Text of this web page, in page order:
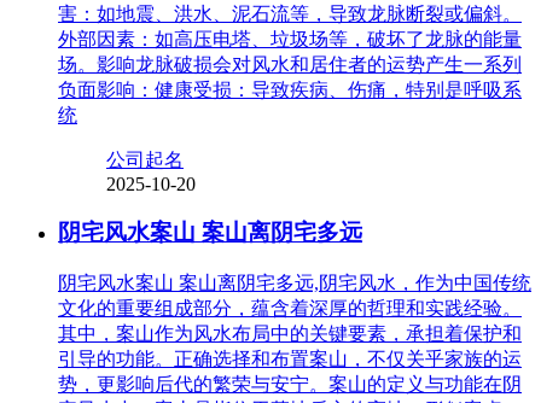
害：如地震、洪水、泥石流等，导致龙脉断裂或偏斜。
外部因素：如高压电塔、垃圾场等，破坏了龙脉的能量
场。影响龙脉破损会对风水和居住者的运势产生一系列
负面影响：健康受损：导致疾病、伤痛，特别是呼吸系
统
公司起名
2025-10-20
阴宅风水案山 案山离阴宅多远
阴宅风水案山 案山离阴宅多远,阴宅风水，作为中国传统
文化的重要组成部分，蕴含着深厚的哲理和实践经验。
其中，案山作为风水布局中的关键要素，承担着保护和
引导的功能。正确选择和布置案山，不仅关乎家族的运
势，更影响后代的繁荣与安宁。案山的定义与功能在阴